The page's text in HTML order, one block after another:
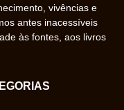
vivências e
antes inacessíveis
às fontes, aos livros